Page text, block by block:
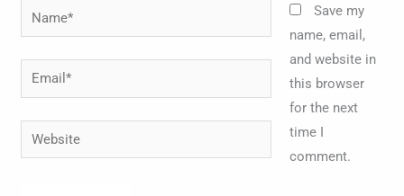
Name*
Email*
Website
Save my
name, email,
and website in
this browser
for the next
time I
comment.